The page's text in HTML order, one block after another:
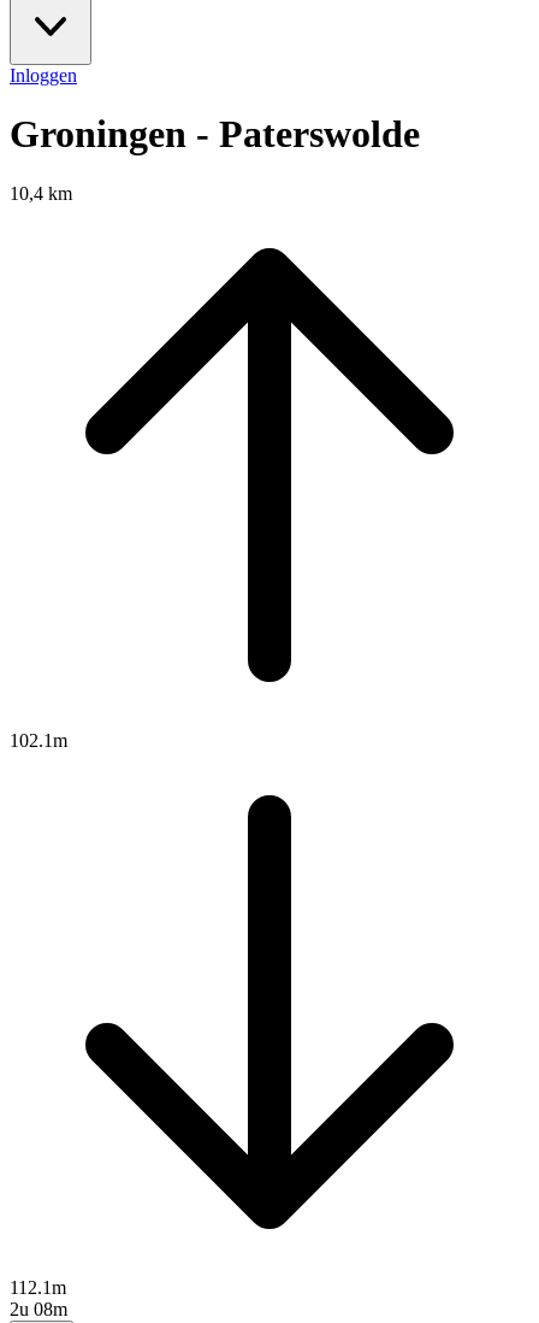
Inloggen
Groningen - Paterswolde
10,4 km
102.1m
112.1m
2u 08m